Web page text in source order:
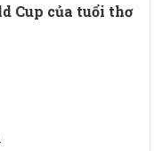
Cup của tuổi thơ